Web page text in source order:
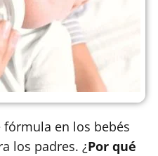
fórmula en los bebés
los padres. ¿Por qué